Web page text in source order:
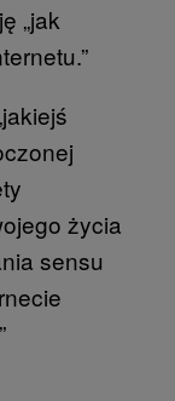
„jak
życia
sensu